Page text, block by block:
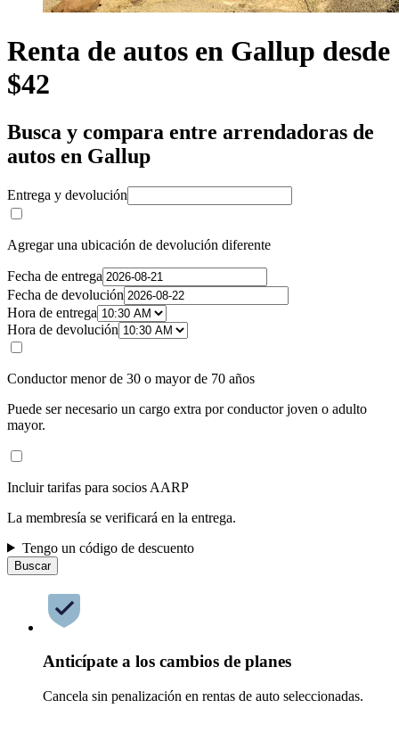
Renta de autos en Gallup desde
$42
Busca y compara entre arrendadoras de
autos en Gallup
Entrega y devolución
Agregar una ubicación de devolución diferente
Fecha de entrega
Fecha de devolución
Hora de entrega
Hora de devolución
Conductor menor de 30 o mayor de 70 años
Puede ser necesario un cargo extra por conductor joven o adulto
mayor.
Incluir tarifas para socios AARP
La membresía se verificará en la entrega.
Tengo un código de descuento
Buscar
Anticípate a los cambios de planes
Cancela sin penalización en rentas de auto seleccionadas.